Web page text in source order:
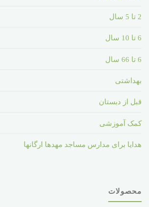
2 تا 5 سال
6 تا 10 سال
6 تا 66 سال
بهداشتی
قبل از دبستان
کمک آموزشی
هدایا برای مدارس مساجد مهدها ارگانها
محصولات